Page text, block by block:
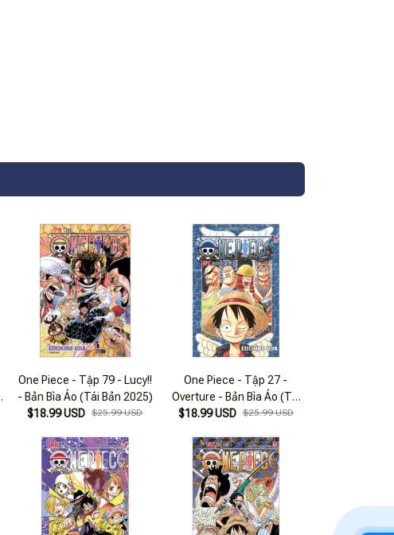
One Piece - Tập 79 - Lucy!!
- Bản Bìa Áo (Tái Bản 2025)
$18.99 USD
$25.99 USD
One Piece - Tập 27 -
Overture - Bản Bìa Áo (Tái
Bản 2025)
$18.99 USD $25.99 USD